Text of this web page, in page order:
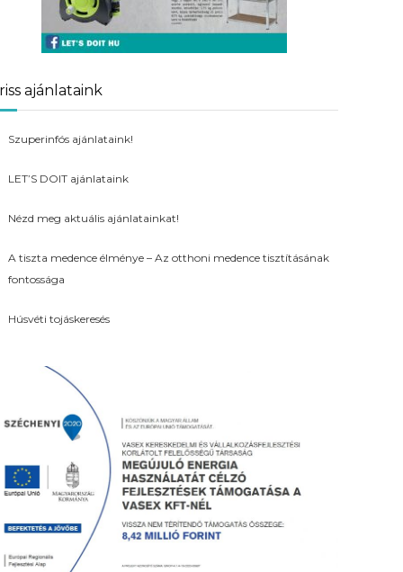
ajánlataink
Szuperinfós ajánlataink!
LET’S DOIT ajánlataink
Nézd meg aktuális ajánlatainkat!
A tiszta medence élménye – Az otthoni medence tisztításának
fontossága
Húsvéti tojáskeresés